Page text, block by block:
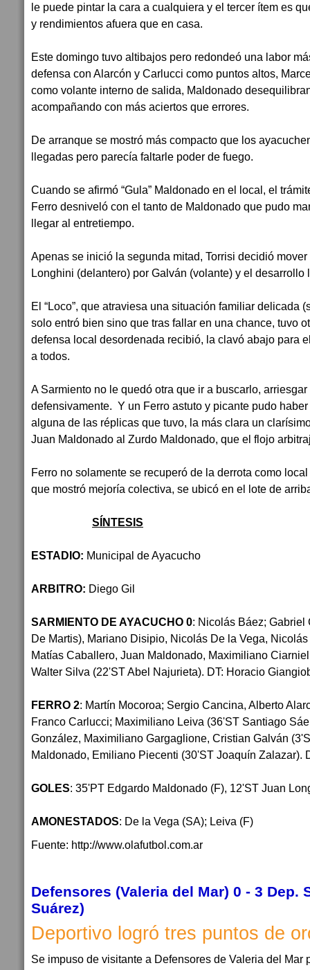
le puede pintar la cara a cualquiera y el tercer ítem es
y rendimientos afuera que en casa.
Este domingo tuvo altibajos pero redondeó una labor
defensa con Alarcón y Carlucci como puntos altos,
como volante interno de salida, Maldonado
acompañando con más aciertos que errores.
De arranque se mostró más compacto que los
llegadas pero parecía faltarle poder de fuego.
Cuando se afirmó “Gula” Maldonado en el local, el
Ferro desniveló con el tanto de Maldonado que pudo
llegar al entretiempo.
Apenas se inició la segunda mitad, Torrisi decidió
Longhini (delantero) por Galván (volante) y el desarrollo
El “Loco”, que atraviesa una situación familiar delicada
solo entró bien sino que tras fallar en una chance, tuvo
defensa local desordenada recibió, la clavó abajo para
a todos.
A Sarmiento no le quedó otra que ir a buscarlo,
defensivamente. Y un Ferro astuto y picante pudo
alguna de las réplicas que tuvo, la más clara un
Juan Maldonado al Zurdo Maldonado, que el flojo
Ferro no solamente se recuperó de la derrota como
que mostró mejoría colectiva, se ubicó en el lote de
SÍNTESIS
ESTADIO: Municipal de Ayacucho
ARBITRO: Diego Gil
SARMIENTO DE AYACUCHO 0: Nicolás Báez; Gabriel
De Martis), Mariano Disipio, Nicolás De la Vega,
Matías Caballero, Juan Maldonado, Maximiliano
Walter Silva (22'ST Abel Najurieta). DT: Horacio
FERRO 2: Martín Mocoroa; Sergio Cancina, Alberto
Franco Carlucci; Maximiliano Leiva (36'ST Santiago
González, Maximiliano Gargaglione, Cristian Galván
Maldonado, Emiliano Piecenti (30'ST Joaquín Zalazar).
GOLES: 35'PT Edgardo Maldonado (F), 12'ST Juan
AMONESTADOS: De la Vega (SA); Leiva (F)
Fuente: http://www.olafutbol.com.ar
Defensores (Valeria del Mar) 0 - 3 Dep.
Suárez)
Deportivo logró tres puntos de
Se impuso de visitante a Defensores de Valeria del Mar